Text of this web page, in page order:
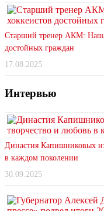
Старший тренер АКМ: Наша
достойных граждан
17.08.2025
Интервью
Династия Капишниковых
в каждом поколении
30.09.2025